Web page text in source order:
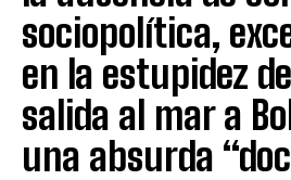
sociopolítica,
en la estupidez
salida al mar a
una absurda